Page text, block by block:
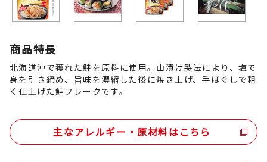
商品特長
北海道沖で獲れた鮭を原料に使用。山漬け製法により、塩で
身を引き締め、旨味を濃縮した後に焼き上げ、手ほぐしで粗
く仕上げた鮭フレークです。
主なアレルギー・原材料はこちら